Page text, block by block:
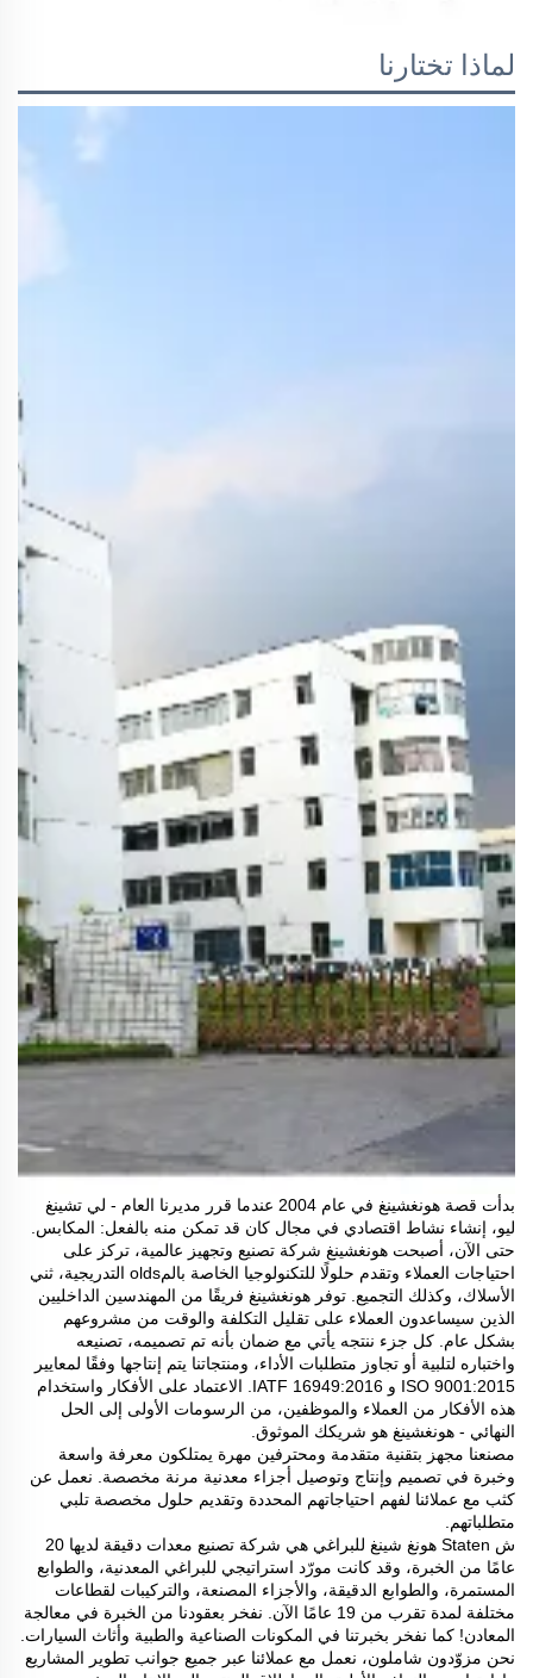
لماذا تختارنا
بدأت قصة هونغشينغ في عام 2004 عندما قرر مديرنا العام - لي تشينغ
ليو، إنشاء نشاط اقتصادي في مجال كان قد تمكن منه بالفعل: المكابس.
حتى الآن، أصبحت هونغشينغ شركة تصنيع وتجهيز عالمية، تركز على
احتياجات العملاء وتقدم حلولًا للتكنولوجيا الخاصة بالمolds التدريجية، ثني
الأسلاك، وكذلك التجميع. توفر هونغشينغ فريقًا من المهندسين الداخليين
الذين سيساعدون العملاء على تقليل التكلفة والوقت من مشروعهم
بشكل عام. كل جزء ننتجه يأتي مع ضمان بأنه تم تصميمه، تصنيعه
واختباره لتلبية أو تجاوز متطلبات الأداء، ومنتجاتنا يتم إنتاجها وفقًا لمعايير
ISO 9001:2015 و IATF 16949:2016. الاعتماد على الأفكار واستخدام
هذه الأفكار من العملاء والموظفين، من الرسومات الأولى إلى الحل
النهائي - هونغشينغ هو شريكك الموثوق.
مصنعنا مجهز بتقنية متقدمة ومحترفين مهرة يمتلكون معرفة واسعة
وخبرة في تصميم وإنتاج وتوصيل أجزاء معدنية مرنة مخصصة. نعمل عن
كثب مع عملائنا لفهم احتياجاتهم المحددة وتقديم حلول مخصصة تلبي
متطلباتهم.
ش Staten هونغ شينغ للبراغي هي شركة تصنيع معدات دقيقة لديها 20
عامًا من الخبرة، وقد كانت مورّد استراتيجي للبراغي المعدنية، والطوابع
المستمرة، والطوابع الدقيقة، والأجزاء المصنعة، والتركيبات لقطاعات
مختلفة لمدة تقرب من 19 عامًا الآن. نفخر بعقودنا من الخبرة في معالجة
المعادن! كما نفخر بخبرتنا في المكونات الصناعية والطبية وأثاث السيارات.
نحن مزوّدون شاملون، نعمل مع عملائنا عبر جميع جوانب تطوير المشاريع